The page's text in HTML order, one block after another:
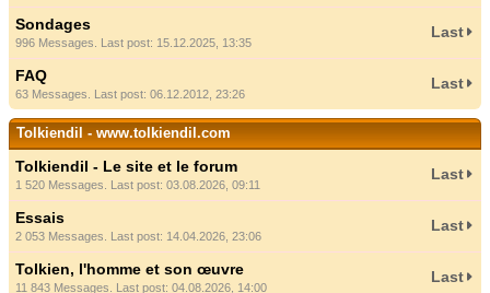
Sondages
996 Messages. Last post: 15.12.2025, 13:35
Last
FAQ
63 Messages. Last post: 06.12.2012, 23:26
Last
Tolkiendil - www.tolkiendil.com
Tolkiendil - Le site et le forum
1 520 Messages. Last post: 03.08.2026, 09:11
Last
Essais
2 053 Messages. Last post: 14.04.2026, 23:06
Last
Tolkien, l'homme et son œuvre
11 843 Messages. Last post: 04.08.2026, 14:00
Last